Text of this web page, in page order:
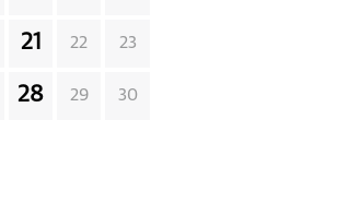
21 22 23
28 29 30